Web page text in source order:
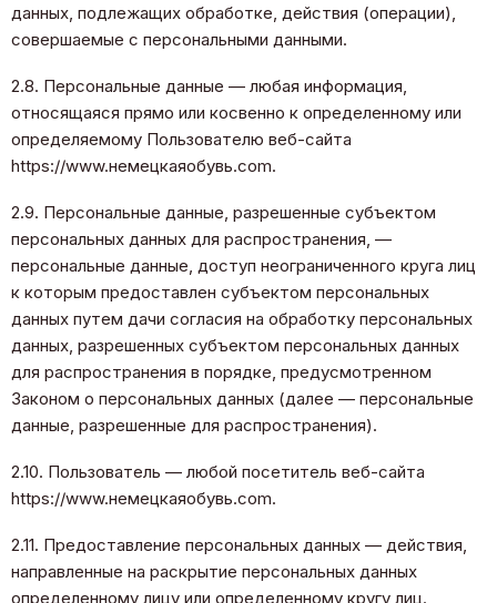
данных, подлежащих обработке, действия (операции),
совершаемые с персональными данными.
2.8. Персональные данные — любая информация,
относящаяся прямо или косвенно к определенному или
определяемому Пользователю веб-сайта
https://www.немецкаяобувь.com.
2.9. Персональные данные, разрешенные субъектом
персональных данных для распространения, —
персональные данные, доступ неограниченного круга лиц
к которым предоставлен субъектом персональных
данных путем дачи согласия на обработку персональных
данных, разрешенных субъектом персональных данных
для распространения в порядке, предусмотренном
Законом о персональных данных (далее — персональные
данные, разрешенные для распространения).
2.10. Пользователь — любой посетитель веб-сайта
https://www.немецкаяобувь.com.
2.11. Предоставление персональных данных — действия,
направленные на раскрытие персональных данных
определенному лицу или определенному кругу лиц.